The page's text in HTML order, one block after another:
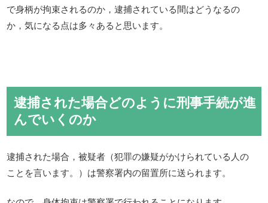
で身柄が拘束されるのか，逮捕されている間はどうなるの
か，気になる点は多々あると思います。
逮捕された場合どのように刑事手続が進
んでいくのか
逮捕された場合，被疑者（犯罪の嫌疑がかけられている人の
ことを言います。）は警察署内の留置所に送られます。